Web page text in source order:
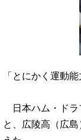
「とにかく運動
日本ハム・ドラ
と、広陵高（広